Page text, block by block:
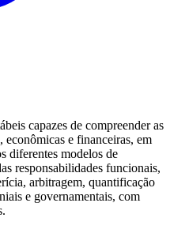
capazes de compreender as
econômicas e financeiras, em
diferentes modelos de
responsabilidades funcionais,
arbitragem, quantificação
e governamentais, com